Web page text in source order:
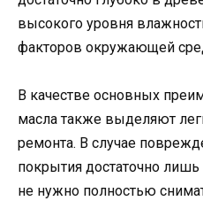
высокого уровня
факторов окружающей
В качестве основных
масла также выделяют
ремонта. В случае
покрытия достаточно
не нужно полностью